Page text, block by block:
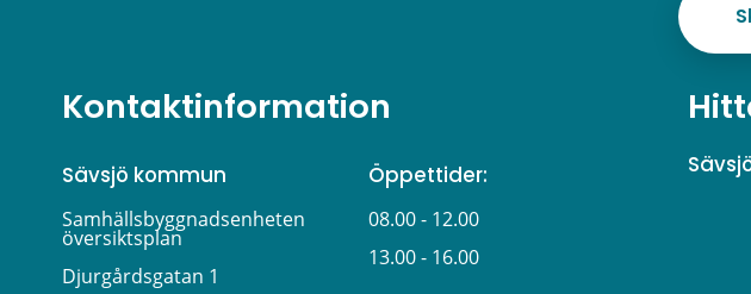
Kontaktinformation
Sävsjö kommun
Samhällsbyggnadsenheten
översiktsplan
Djurgårdsgatan 1
Öppettider:
08.00 - 12.00
13.00 - 16.00